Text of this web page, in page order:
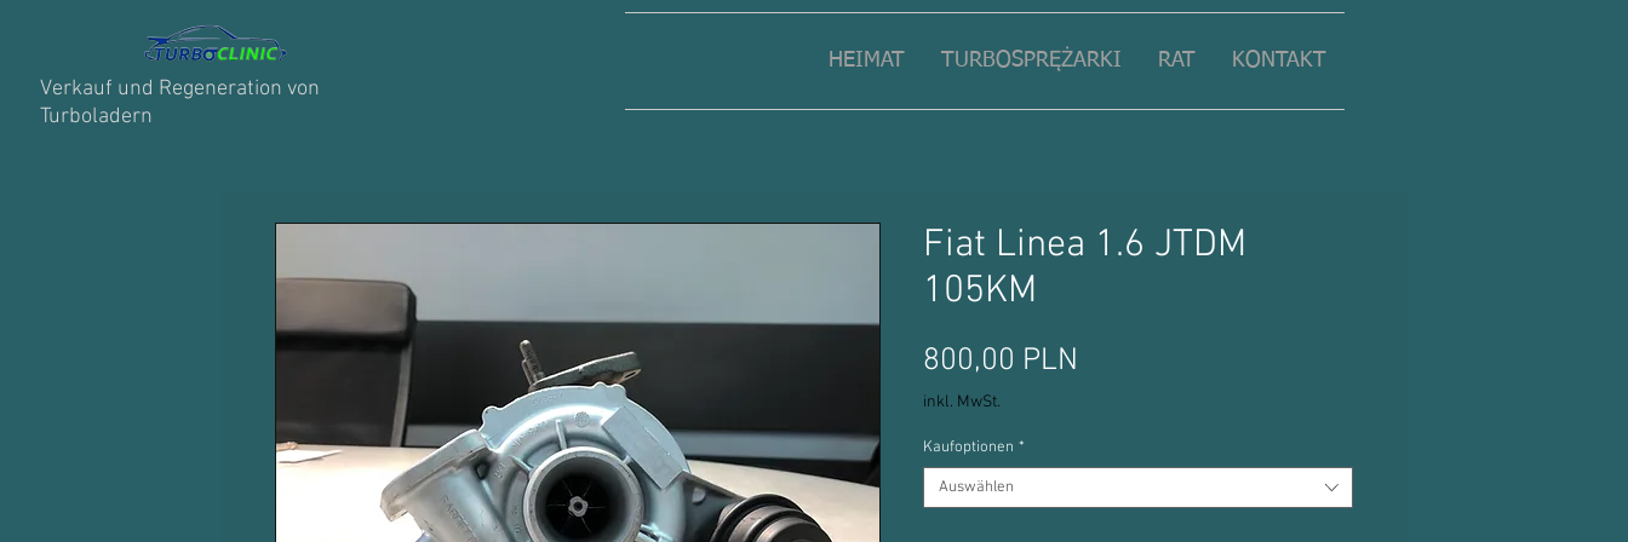
Verkauf und Regeneration von
Turboladern
HEIMAT TURBOSPRĘŻARKI RAT KONTAKT
Fiat Linea 1.6 JTDM
105KM
800,00 PLN
inkl. MwSt.
Kaufoptionen *
Auswählen